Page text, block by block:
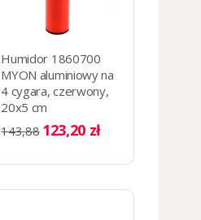
Humidor 1860700
MYON aluminiowy na
4 cygara, czerwony,
20x5 cm
143,88 123,20 zł